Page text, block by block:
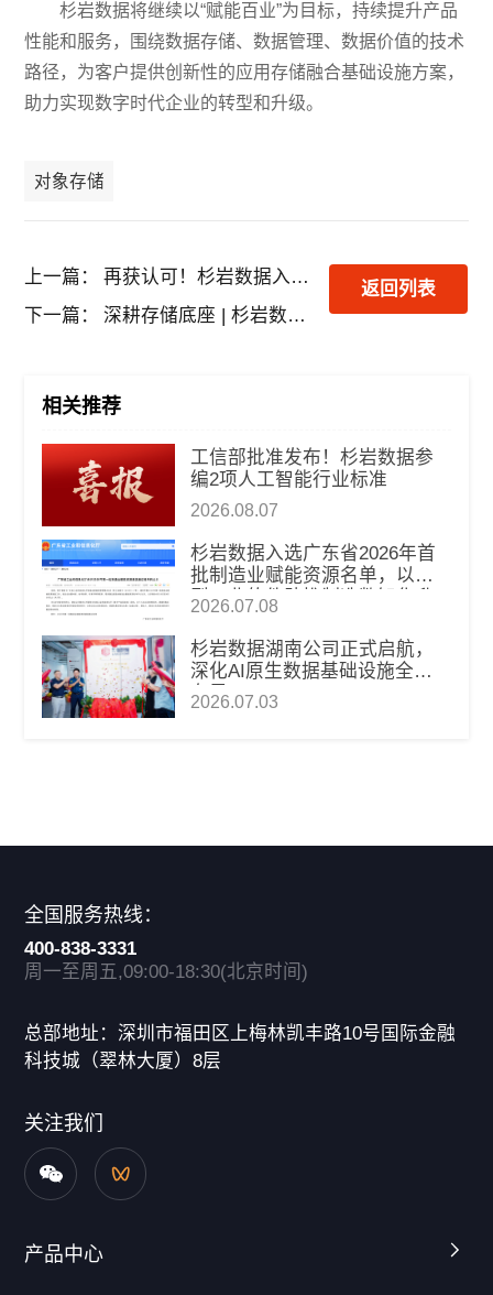
杉岩数据将继续以“赋能百业”为目标，持续提升产品
性能和服务，围绕数据存储、数据管理、数据价值的技术
路径，为客户提供创新性的应用存储融合基础设施方案，
助力实现数字时代企业的转型和升级。
对象存储
上一篇：
再获认可！杉岩数据入选《2021爱分析产业数字化厂商全景报告》代表厂商
下一篇：
深耕存储底座 | 杉岩数据与您线上相约，参与openEuler欧拉全新发布！
返回列表
相关推荐
工信部批准发布！杉岩数据参
编2项人工智能行业标准
2026.08.07
杉岩数据入选广东省2026年首
批制造业赋能资源名单，以新
型工业软件助推制造数智化升
2026.07.08
杉岩数据湖南公司正式启航，
深化AI原生数据基础设施全国
布局
2026.07.03
全国服务热线：
400-838-3331
周一至周五,09:00-18:30(北京时间)
总部地址：深圳市福田区上梅林凯丰路10号国际金融
科技城（翠林大厦）8层
关注我们
产品中心